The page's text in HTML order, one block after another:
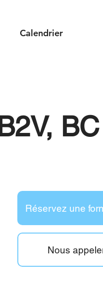
Calendrier
Réservez une
Nous